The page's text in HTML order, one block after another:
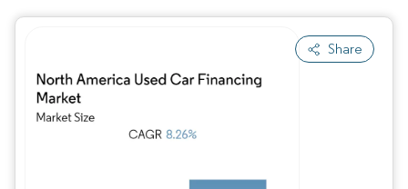
Share